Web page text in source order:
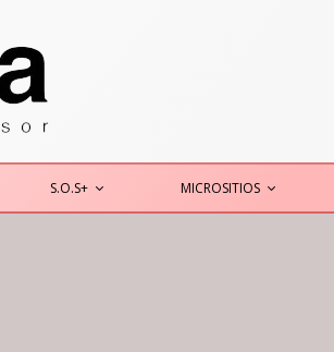
S.O.S+ MICROSITIOS